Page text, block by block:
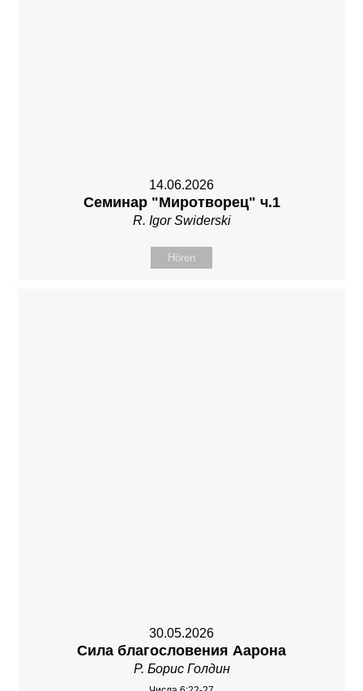
14.06.2026
Семинар "Миротворец" ч.1
R. Igor Swiderski
Hören
30.05.2026
Сила благословения Аарона
Р. Борис Голдин